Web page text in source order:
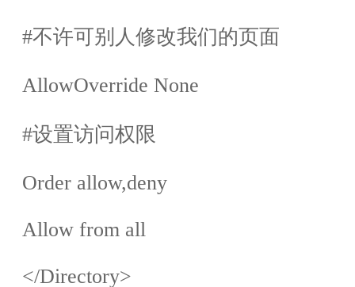
#不许可别人修改我们的页面
AllowOverride None
#设置访问权限
Order allow,deny
Allow from all
</Directory>